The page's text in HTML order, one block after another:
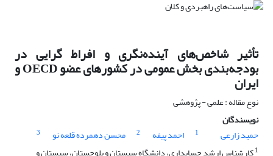
تأثیر شاخص‌های آینده‌نگری و افراط گرایی در
بودجه‌بندی بخش عمومی در کشورهای عضو OECD و
ایران
نوع مقاله : علمی - پژوهشی
نویسندگان
حمید زارعی
1 احمد پیفه 2 محسن دهمرده قلعه نو
3
1